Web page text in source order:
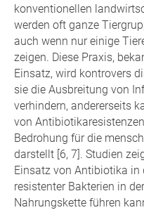
konventionellen
werden oft ganze
auch wenn nur einige
zeigen. Diese Praxis,
Einsatz, wird kontrovers
sie die Ausbreitung von
verhindern, andererseits
von
Bedrohung für die
darstellt [6, 7]. Studien
Einsatz von Antibiotika in
resistenter Bakterien in
Nahrungskette führen